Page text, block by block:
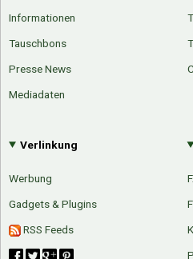
Informationen
Tauschbons
Presse News
Mediadaten
Verlinkung
Werbung
Gadgets & Plugins
RSS Feeds